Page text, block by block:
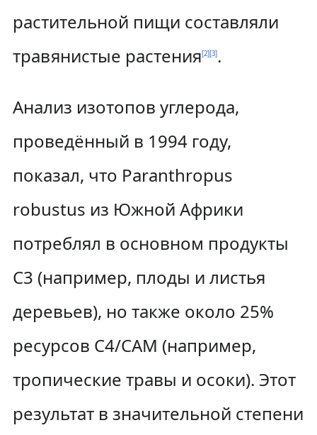
растительной пищи составляли
травянистые растения[2][3].
Анализ изотопов углерода,
проведённый в 1994 году,
показал, что Paranthropus
robustus из Южной Африки
потреблял в основном продукты
C3 (например, плоды и листья
деревьев), но также около 25%
ресурсов C4/CAM (например,
тропические травы и осоки). Этот
результат в значительной степени